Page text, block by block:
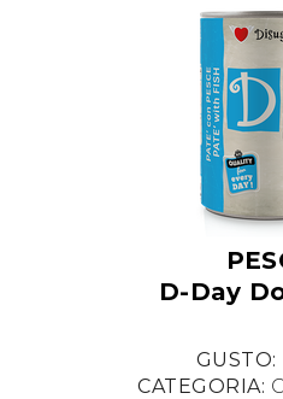
D-Day
GUSTO:
CATEGORIA: